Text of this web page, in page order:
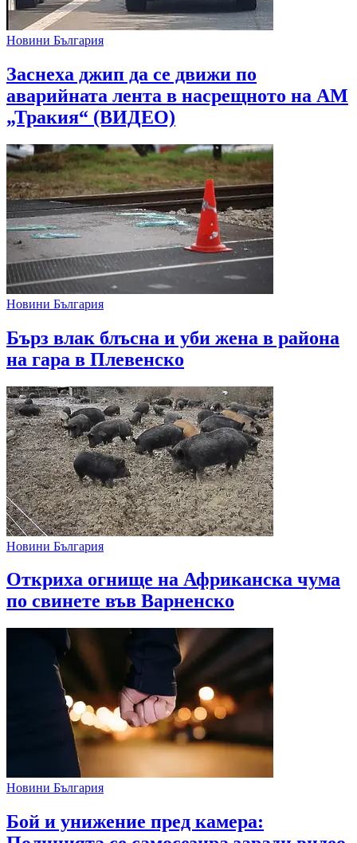
Новини България
Заснеха джип да се движи по
аварийната лента в насрещното на АМ
„Тракия“ (ВИДЕО)
Новини България
Бърз влак блъсна и уби жена в района
на гара в Плевенско
Новини България
Откриха огнище на Африканска чума
по свинете във Варненско
Новини България
Бой и унижение пред камера: